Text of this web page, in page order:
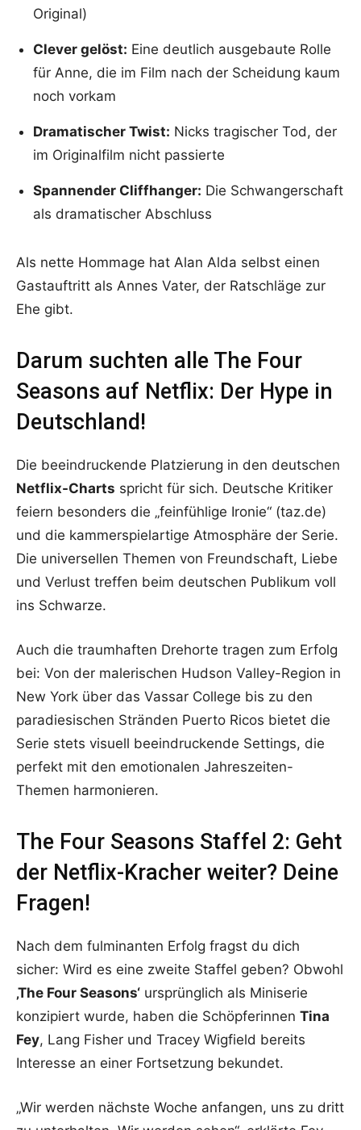
Original)
Clever gelöst: Eine deutlich ausgebaute Rolle
für Anne, die im Film nach der Scheidung kaum
noch vorkam
Dramatischer Twist: Nicks tragischer Tod, der
im Originalfilm nicht passierte
Spannender Cliffhanger: Die Schwangerschaft
als dramatischer Abschluss
Als nette Hommage hat Alan Alda selbst einen
Gastauftritt als Annes Vater, der Ratschläge zur
Ehe gibt.
Darum suchten alle The Four
Seasons auf Netflix: Der Hype in
Deutschland!
Die beeindruckende Platzierung in den deutschen
Netflix-Charts spricht für sich. Deutsche Kritiker
feiern besonders die „feinfühlige Ironie“ (taz.de)
und die kammerspielartige Atmosphäre der Serie.
Die universellen Themen von Freundschaft, Liebe
und Verlust treffen beim deutschen Publikum voll
ins Schwarze.
Auch die traumhaften Drehorte tragen zum Erfolg
bei: Von der malerischen Hudson Valley-Region in
New York über das Vassar College bis zu den
paradiesischen Stränden Puerto Ricos bietet die
Serie stets visuell beeindruckende Settings, die
perfekt mit den emotionalen Jahreszeiten-
Themen harmonieren.
The Four Seasons Staffel 2: Geht
der Netflix-Kracher weiter? Deine
Fragen!
Nach dem fulminanten Erfolg fragst du dich
sicher: Wird es eine zweite Staffel geben? Obwohl
‚The Four Seasons‘ ursprünglich als Miniserie
konzipiert wurde, haben die Schöpferinnen Tina
Fey, Lang Fisher und Tracey Wigfield bereits
Interesse an einer Fortsetzung bekundet.
„Wir werden nächste Woche anfangen, uns zu dritt